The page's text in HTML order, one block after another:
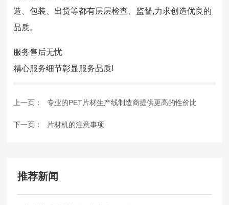
造、包装、出货等都有层层检查、监督,力求创造优良的
品质。
服务售后无忧
精心服务细节彰显服务品质!
上一页： 专业的PET片材生产线制造商提供更高的性价比
下一页： 片材机的注意事项
推荐新闻